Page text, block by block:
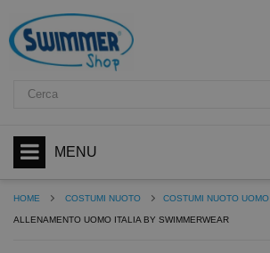
MENU
HOME COSTUMI NUOTO COSTUMI NUOTO UOMO
ALLENAMENTO UOMO ITALIA BY SWIMMERWEAR